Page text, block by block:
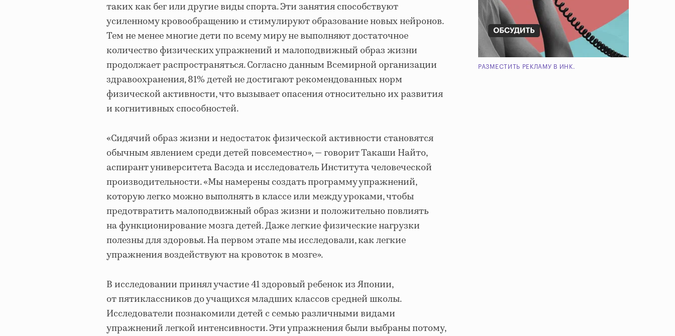
таких как бег или другие виды спорта. Эти занятия способствуют
усиленному кровообращению и стимулируют образование новых нейронов.
Тем не менее многие дети по всему миру не выполняют достаточное
количество физических упражнений и малоподвижный образ жизни
продолжает распространяться. Согласно данным Всемирной организации
здравоохранения, 81% детей не достигают рекомендованных норм
физической активности, что вызывает опасения относительно их развития
и когнитивных способностей.
«Сидячий образ жизни и недостаток физической активности становятся
обычным явлением среди детей повсеместно», — говорит Такаши Найто,
аспирант университета Васэда и исследователь Института человеческой
производительности. «Мы намерены создать программу упражнений,
которую легко можно выполнять в классе или между уроками, чтобы
предотвратить малоподвижный образ жизни и положительно повлиять
на функционирование мозга детей. Даже легкие физические нагрузки
полезны для здоровья. На первом этапе мы исследовали, как легкие
упражнения воздействуют на кровоток в мозге».
В исследовании принял участие 41 здоровый ребенок из Японии,
от пятиклассников до учащихся младших классов средней школы.
Исследователи познакомили детей с семью различными видами
упражнений легкой интенсивности. Эти упражнения были выбраны потому,
РАЗМЕСТИТЬ РЕКЛАМУ В ИНК.